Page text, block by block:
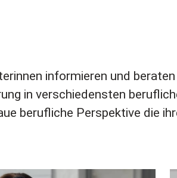
informieren und
in verschiedensten
berufliche Perspektive die